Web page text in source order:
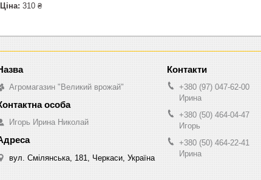
Ціна: 310 ₴
Агромагазин "Великий врожай"
Игорь Ирина Николай
вул. Смілянська, 181, Черкаси, Україна
+380 (97) 047-62-00
Ирина
+380 (50) 464-04-47
Игорь
+380 (50) 464-22-41
Ирина